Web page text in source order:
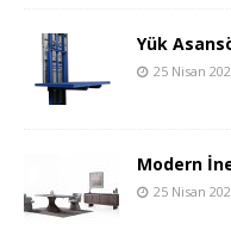
Yük
25 Nisan
Modern
25 Nisan